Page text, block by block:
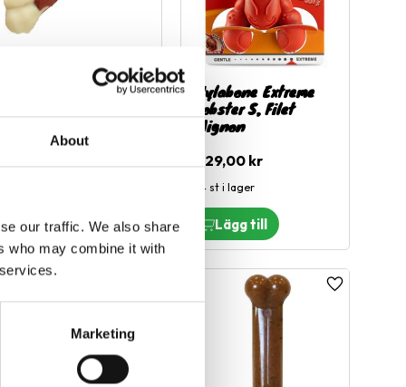
About
our traffic. We also share
who may combine it with
Marketing
Nylabone Extreme Nylabone Extreme
Lobster S, Filet
Mignon
229,00 kr
4 st i lager
Lägg till i favoriter Lägg till i